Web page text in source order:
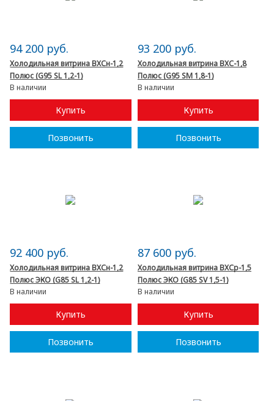
94 200 руб.
Холодильная витрина ВХСн-1,2
Полюс (G95 SL 1,2-1)
В наличии
Купить
Позвонить
93 200 руб.
Холодильная витрина ВХС-1,8
Полюс (G95 SM 1,8-1)
В наличии
Купить
Позвонить
92 400 руб.
Холодильная витрина ВХСн-1,2
Полюс ЭКО (G85 SL 1,2-1)
В наличии
Купить
Позвонить
87 600 руб.
Холодильная витрина ВХСр-1,5
Полюс ЭКО (G85 SV 1,5-1)
В наличии
Купить
Позвонить